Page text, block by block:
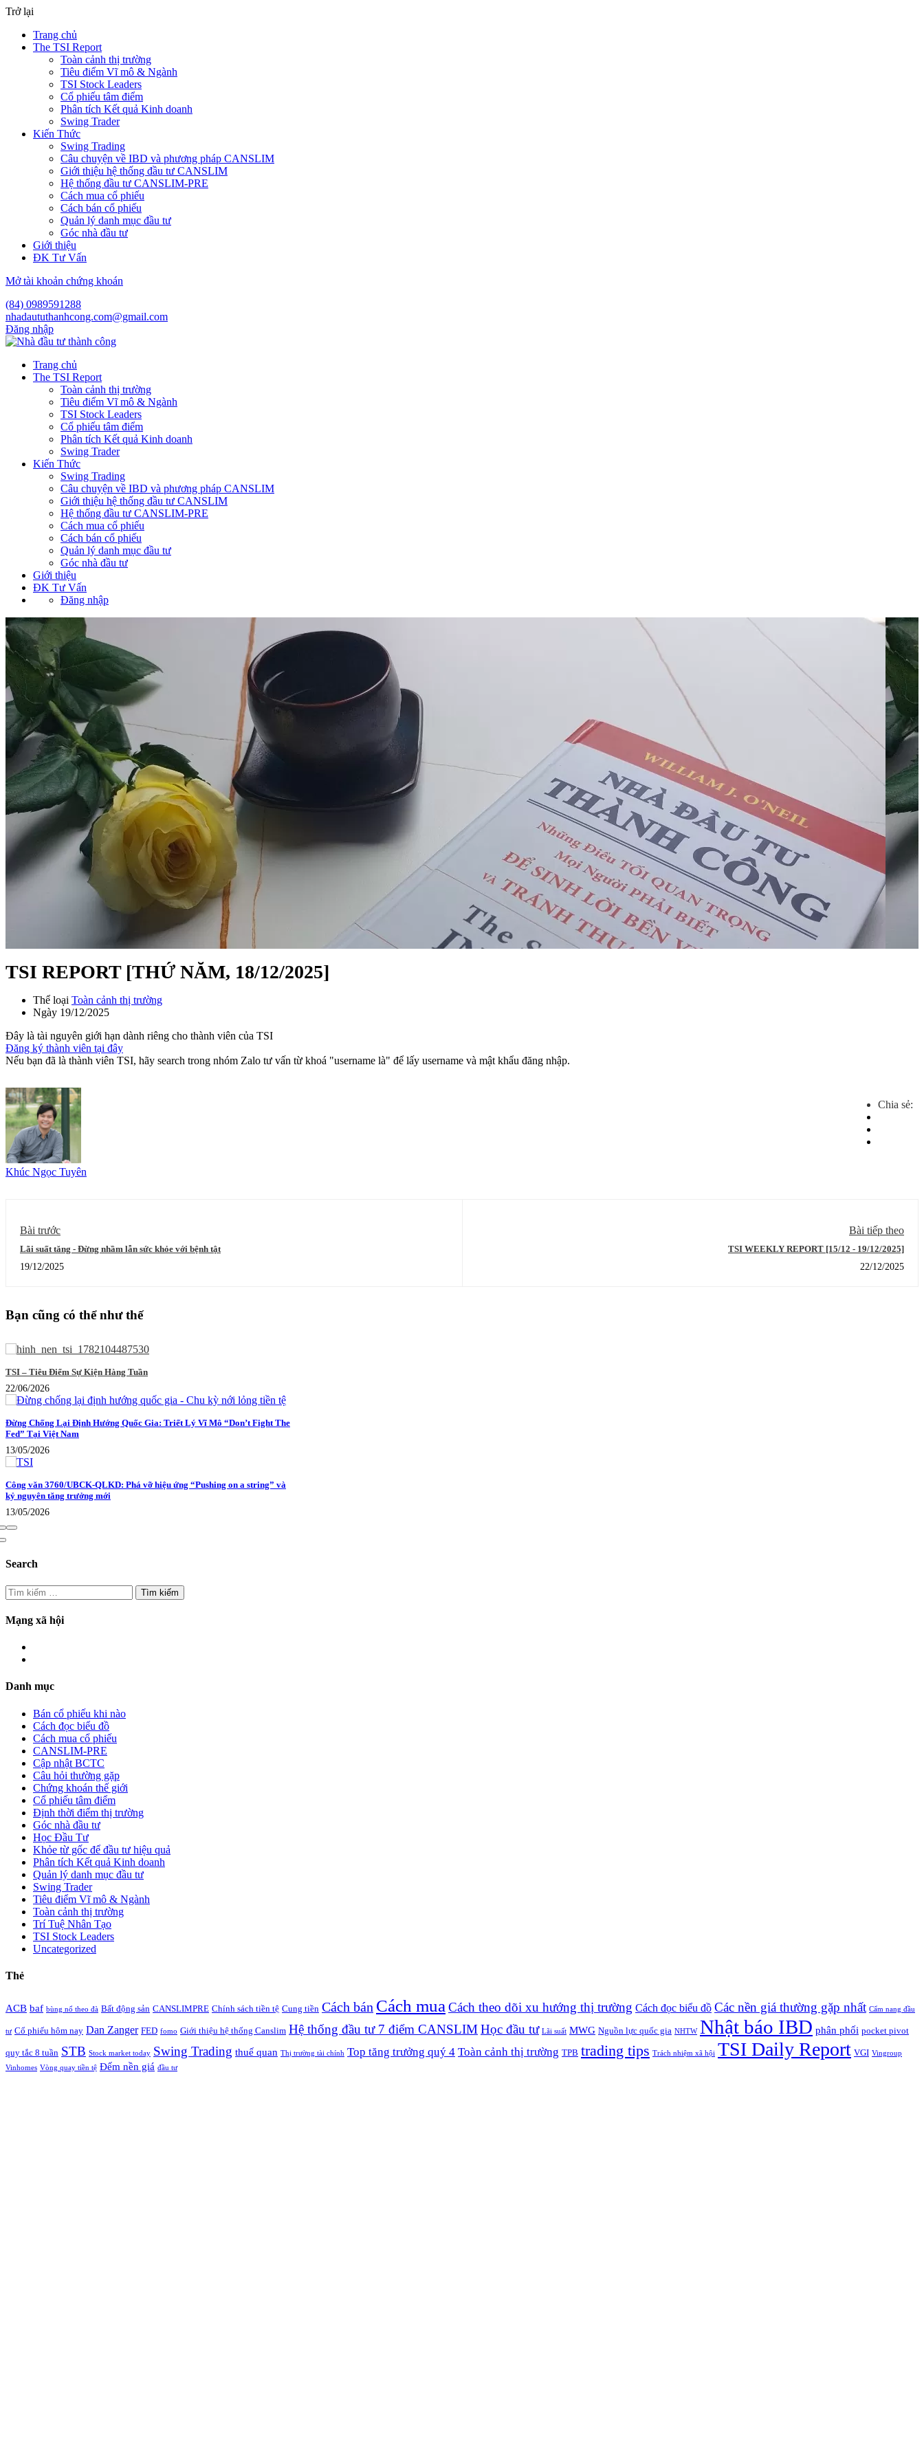
Trở lại
Trang chủ
The TSI Report
Toàn cảnh thị trường
Tiêu điểm Vĩ mô & Ngành
TSI Stock Leaders
Cổ phiếu tâm điểm
Phân tích Kết quả Kinh doanh
Swing Trader
Kiến Thức
Swing Trading
Câu chuyện về IBD và phương pháp CANSLIM
Giới thiệu hệ thống đầu tư CANSLIM
Hệ thống đầu tư CANSLIM-PRE
Cách mua cổ phiếu
Cách bán cổ phiếu
Quản lý danh mục đầu tư
Góc nhà đầu tư
Giới thiệu
ĐK Tư Vấn
Mở tài khoản chứng khoán
(84) 0989591288
nhadaututhanhcong.com@gmail.com
Đăng nhập
Trang chủ
The TSI Report
Toàn cảnh thị trường
Tiêu điểm Vĩ mô & Ngành
TSI Stock Leaders
Cổ phiếu tâm điểm
Phân tích Kết quả Kinh doanh
Swing Trader
Kiến Thức
Swing Trading
Câu chuyện về IBD và phương pháp CANSLIM
Giới thiệu hệ thống đầu tư CANSLIM
Hệ thống đầu tư CANSLIM-PRE
Cách mua cổ phiếu
Cách bán cổ phiếu
Quản lý danh mục đầu tư
Góc nhà đầu tư
Giới thiệu
ĐK Tư Vấn
Đăng nhập
TSI REPORT [THỨ NĂM, 18/12/2025]
Thể loại Toàn cảnh thị trường
Ngày 19/12/2025
Đây là tài nguyên giới hạn dành riêng cho thành viên của TSI
Đăng ký thành viên tại đây
Nếu bạn đã là thành viên TSI, hãy search trong nhóm Zalo tư vấn từ khoá "username là" để lấy username và mật khẩu đăng nhập.
Chia sẻ:
Khúc Ngọc Tuyên
Bài trước
Lãi suất tăng - Đừng nhầm lẫn sức khỏe với bệnh tật
19/12/2025
Bài tiếp theo
TSI WEEKLY REPORT [15/12 - 19/12/2025]
22/12/2025
Bạn cũng có thể như thế
TSI – Tiêu Điểm Sự Kiện Hàng Tuần
22/06/2026
Đừng Chống Lại Định Hướng Quốc Gia: Triết Lý Vĩ Mô “Don’t Fight The
Fed” Tại Việt Nam
13/05/2026
Công văn 3760/UBCK-QLKD: Phá vỡ hiệu ứng “Pushing on a string” và
kỷ nguyên tăng trưởng mới
13/05/2026
Search
Tìm
kiếm
cho:
Mạng xã hội
Danh mục
Bán cổ phiếu khi nào
Cách đọc biểu đồ
Cách mua cổ phiếu
CANSLIM-PRE
Cập nhật BCTC
Câu hỏi thường gặp
Chứng khoán thế giới
Cổ phiếu tâm điểm
Định thời điểm thị trường
Góc nhà đầu tư
Học Đầu Tư
Khỏe từ gốc để đầu tư hiệu quả
Phân tích Kết quả Kinh doanh
Quản lý danh mục đầu tư
Swing Trader
Tiêu điểm Vĩ mô & Ngành
Toàn cảnh thị trường
Trí Tuệ Nhân Tạo
TSI Stock Leaders
Uncategorized
Thẻ
ACB baf bùng nổ theo đà Bất động sản CANSLIMPRE Chính sách tiền tệ Cung tiền Cách bán Cách mua Cách theo dõi xu hướng thị trường Cách đọc biểu đồ Các nền giá thường gặp nhất Cẩm nang đầu
tư Cổ phiếu hôm nay Dan Zanger FED fomo Giới thiệu hệ thống Canslim Hệ thống đầu tư 7 điểm CANSLIMHọc đầu tư Lãi suất MWG Nguồn lực quốc gia NHTW Nhật báo IBD phân phối pocket pivot
quy tắc 8 tuần STB Stock market today Swing Trading thuế quan Thị trường tài chính Top tăng trưởng quý 4 Toàn cảnh thị trường TPB trading tips Trách nhiệm xã hội TSI Daily Report VGI Vingroup
Vinhomes Vòng quay tiền tệ Đếm nền giá đầu tư